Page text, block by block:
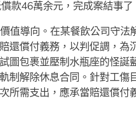
款46萬余元，完成案結事了
值導向。在某餐飲公司守法
還償付義務，以判促調，為
圖包裹並壓制水瓶座的怪誕
制解除休息合同。針對工傷
所需支出，應承當賠還償付